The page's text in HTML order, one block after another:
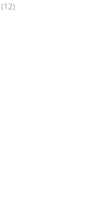
(12)